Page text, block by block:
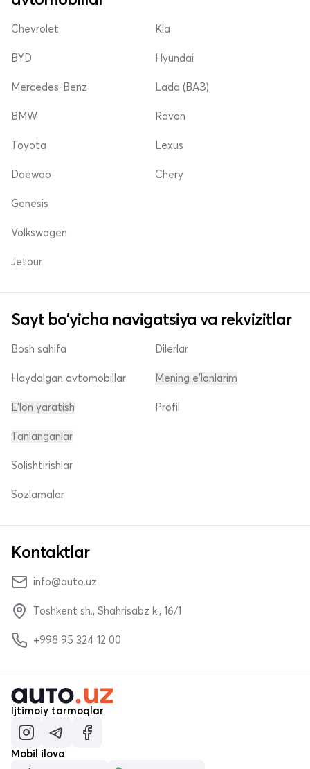
Chevrolet
BYD
Mercedes-Benz
Kia
Hyundai
Lada (ВАЗ)
BMW
Toyota
Daewoo
Ravon
Lexus
Chery
Genesis
Volkswagen
Jetour
Sayt bo'yicha navigatsiya va rekvizitlar
Bosh sahifa
Haydalgan avtomobillar
E'lon yaratish
Dilerlar
Mening e'lonlarim
Profil
Tanlanganlar
Solishtirishlar
Sozlamalar
Kontaktlar
info@auto.uz
Toshkent sh., Shahrisabz k., 16/1
+998 95 324 12 00
Ijtimoiy tarmoqlar
Mobil ilova